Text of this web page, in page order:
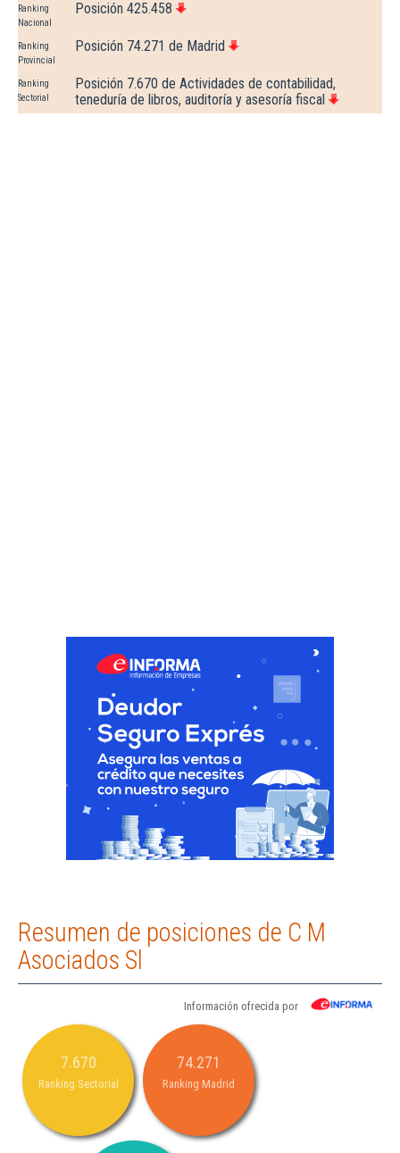
Ranking
Nacional
Posición 425.458
Ranking
Provincial
Posición 74.271 de Madrid
Ranking
Sectorial
Posición 7.670 de Actividades de contabilidad,
teneduría de libros, auditoría y asesoría fiscal
Resumen de posiciones de C M
Asociados Sl
Información ofrecida por
7.670
Ranking Sectorial
74.271
Ranking Madrid